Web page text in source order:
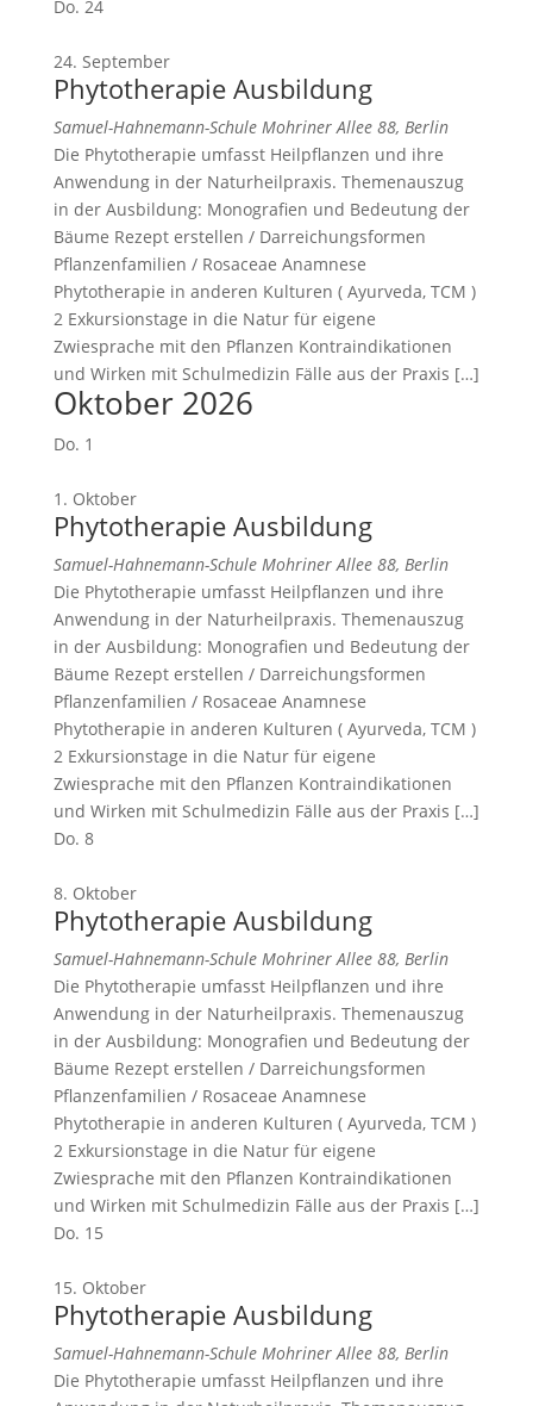
Do. 24
24. September
Phytotherapie Ausbildung
Samuel-Hahnemann-Schule Mohriner Allee 88, Berlin
Die Phytotherapie umfasst Heilpflanzen und ihre
Anwendung in der Naturheilpraxis. Themenauszug
in der Ausbildung: Monografien und Bedeutung der
Bäume Rezept erstellen / Darreichungsformen
Pflanzenfamilien / Rosaceae Anamnese
Phytotherapie in anderen Kulturen ( Ayurveda, TCM )
2 Exkursionstage in die Natur für eigene
Zwiesprache mit den Pflanzen Kontraindikationen
und Wirken mit Schulmedizin Fälle aus der Praxis […]
Oktober 2026
Do. 1
1. Oktober
Phytotherapie Ausbildung
Samuel-Hahnemann-Schule Mohriner Allee 88, Berlin
Die Phytotherapie umfasst Heilpflanzen und ihre
Anwendung in der Naturheilpraxis. Themenauszug
in der Ausbildung: Monografien und Bedeutung der
Bäume Rezept erstellen / Darreichungsformen
Pflanzenfamilien / Rosaceae Anamnese
Phytotherapie in anderen Kulturen ( Ayurveda, TCM )
2 Exkursionstage in die Natur für eigene
Zwiesprache mit den Pflanzen Kontraindikationen
und Wirken mit Schulmedizin Fälle aus der Praxis […]
Do. 8
8. Oktober
Phytotherapie Ausbildung
Samuel-Hahnemann-Schule Mohriner Allee 88, Berlin
Die Phytotherapie umfasst Heilpflanzen und ihre
Anwendung in der Naturheilpraxis. Themenauszug
in der Ausbildung: Monografien und Bedeutung der
Bäume Rezept erstellen / Darreichungsformen
Pflanzenfamilien / Rosaceae Anamnese
Phytotherapie in anderen Kulturen ( Ayurveda, TCM )
2 Exkursionstage in die Natur für eigene
Zwiesprache mit den Pflanzen Kontraindikationen
und Wirken mit Schulmedizin Fälle aus der Praxis […]
Do. 15
15. Oktober
Phytotherapie Ausbildung
Samuel-Hahnemann-Schule Mohriner Allee 88, Berlin
Die Phytotherapie umfasst Heilpflanzen und ihre